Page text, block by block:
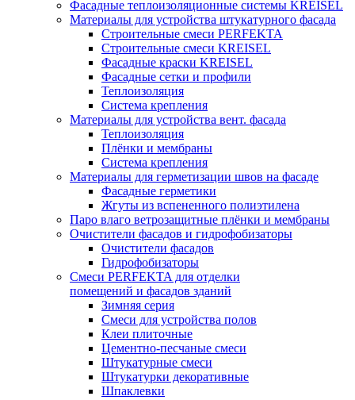
Фасадные теплоизоляционные системы KREISEL
Материалы для устройства штукатурного фасада
Строительные смеси PERFEKTA
Строительные смеси KREISEL
Фасадные краски KREISEL
Фасадные сетки и профили
Теплоизоляция
Система крепления
Материалы для устройства вент. фасада
Теплоизоляция
Плёнки и мембраны
Система крепления
Материалы для герметизации швов на фасаде
Фасадные герметики
Жгуты из вспененного полиэтилена
Паро влаго ветрозащитные плёнки и мембраны
Очистители фасадов и гидрофобизаторы
Очистители фасадов
Гидрофобизаторы
Смеси PERFEKTA для отделки
помещений и фасадов зданий
Зимняя серия
Смеси для устройства полов
Клеи плиточные
Цементно-песчаные смеси
Штукатурные смеси
Штукатурки декоративные
Шпаклевки